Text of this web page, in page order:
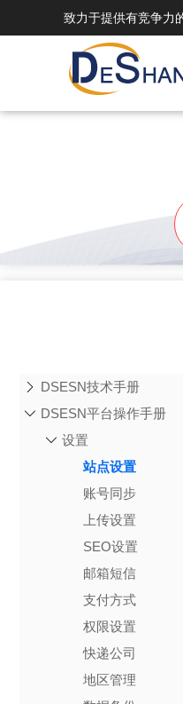
致力于提供有竞争力
DSMall
DSMall
服务，短
DSESN技术手册
DSESN平台操作手册
设置
站点设置
账号同步
上传设置
SEO设置
邮箱短信
支付方式
权限设置
快递公司
地区管理